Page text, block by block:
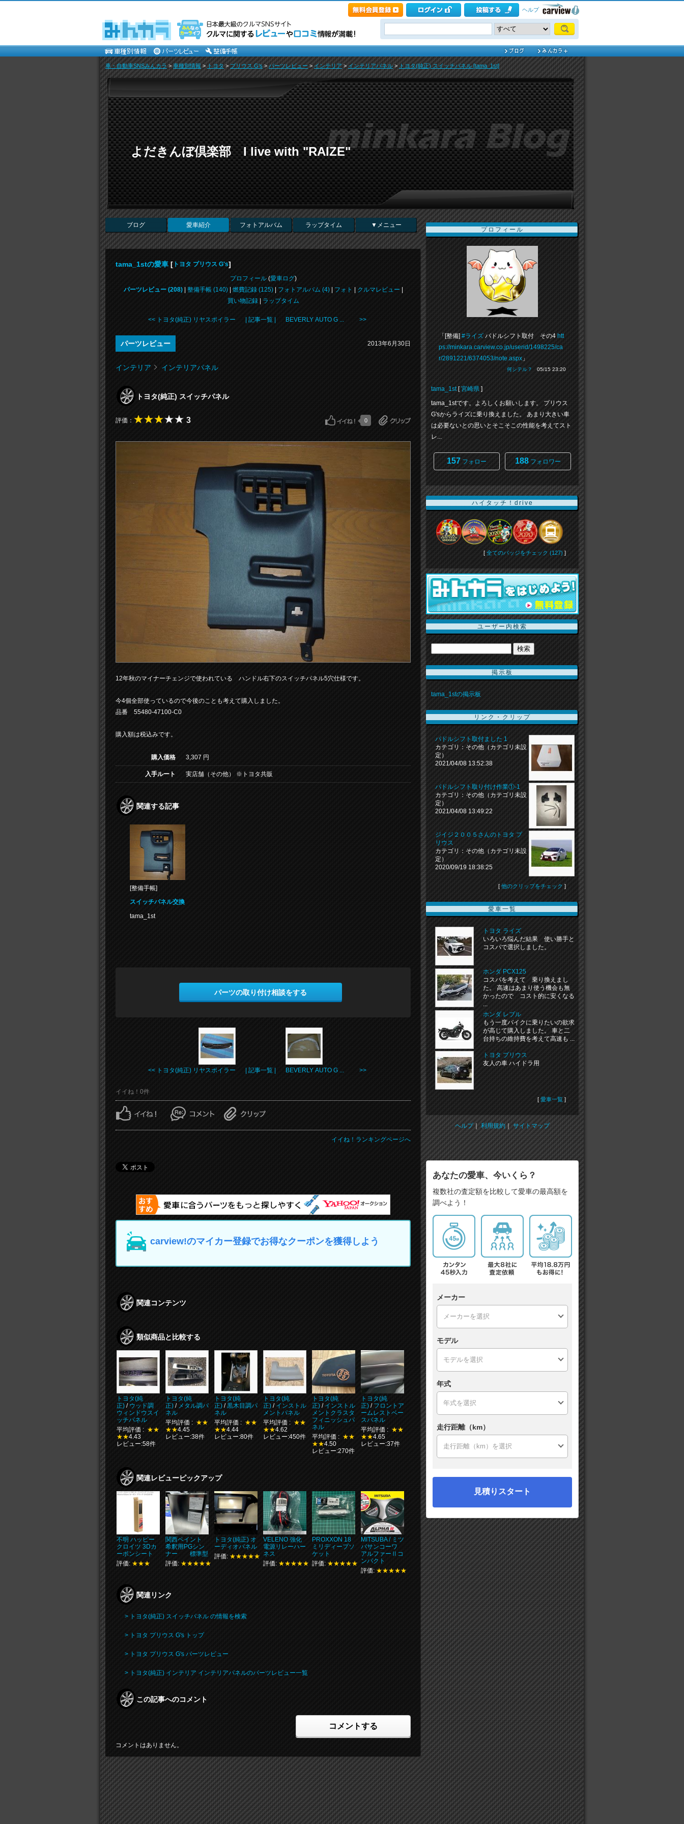
ヘルプ
車・自動車SNSみんカラ>車種別情報>トヨタ>プリウス G's>パーツレビュー>インテリア>インテリアパネル>トヨタ(純正) スイッチパネル [tama_1st]
よだきんぼ倶楽部 I live with "RAIZE"
ブログ 愛車紹介 フォトアルバム ラップタイム ▼メニュー
tama_1stの愛車 [ トヨタ プリウス G's]
プロフィール(愛車ログ)
パーツレビュー (208)| 整備手帳 (140)| 燃費記録 (125)| フォトアルバム (4)| フォト クルマレビュー
買い物記録| ラップタイム
<< トヨタ(純正) リヤスポイラー | 記事一覧 | BEVERLY AUTO G ... >>
パーツレビュー 2013年6月30日
インテリア インテリアパネル
トヨタ(純正) スイッチパネル
評価： 3 0
12年秋のマイナーチェンジで使われている ハンドル右下のスイッチパネル5穴仕様です。
今4個全部使っているので今後のことも考えて購入しました。
品番 55480-47100-C0
購入額は税込みです。
購入価格 3,307 円
入手ルート 実店舗（その他） ※トヨタ共販
関連する記事
[整備手帳]
スイッチパネル交換
tama_1st
パーツの取り付け相談をする
<< トヨタ(純正) リヤスポイラー | 記事一覧 | BEVERLY AUTO G ... >>
イイね！0件
イイね！ランキングページへ
carview!のマイカー登録でお得なクーポンを獲得しよう
関連コンテンツ
類似商品と比較する
トヨタ(純
正) / ウッド調
ウィンドウスイ
ッチパネル
平均評価 : ★★
★★4.43
レビュー:58件
トヨタ(純
正) / メタル調パ
ネル
平均評価 : ★★
★★4.45
レビュー:38件
トヨタ(純
正) /黒木目調パ
ネル
平均評価 : ★★
★★4.44
レビュー:80件
トヨタ(純
正) / インストル
メントパネル
平均評価 : ★★
★★4.62
レビュー:450件
トヨタ(純
正) / インストル
メントクラスタ
フィニッシュパ
ネル
平均評価 : ★★
★★4.50
レビュー:270件
トヨタ(純
正) / フロントア
ームレストベー
スパネル
平均評価 : ★★
★★4.65
レビュー:37件
関連レビューピックアップ
不明 ハッピー
クロイツ 3Dカ
ーボンシート
評価: ★★★
関西ペイント
希釈用PGシン
ナー 標準型
評価: ★★★★★
トヨタ(純正) オ
ーディオパネル
評価: ★★★★★
VELENO 強化
電源リレーハー
ネス
評価: ★★★★★
PROXXON 18
ミリディープソ
ケット
評価: ★★★★★
MITSUBA / ミツ
バサンコーワ
アルファーⅡコ
ンパクト
評価: ★★★★★
関連リンク
> トヨタ(純正) スイッチパネル の情報を検索
> トヨタ プリウス G's トップ
> トヨタ プリウス G's パーツレビュー
> トヨタ(純正) インテリア インテリアパネルのパーツレビュー一覧
この記事へのコメント
コメントする
コメントはありません。
プロフィール
「[整備]#ライズ パドルシフト取付 その4 htt
ps://minkara.carview.co.jp/userid/1498225/ca
r/2891221/6374053/note.aspx 」
何シテル？ 05/15 23:20
tama_1st[宮崎県]
tama_1stです。よろしくお願いします。 プリウス
G'sからライズに乗り換えました。 あまり大きい車
は必要ないとの思いとそこそこの性能を考えてスト
レ...
157フォロー 188フォロワー
ハイタッチ！drive
[ 全てのバッジをチェック (127) ]
ユーザー内検索
掲示板
tama_1stの掲示板
リンク・クリップ
パドルシフト取付ました 1
カテゴリ：その他（カテゴリ未設
定）
2021/04/08 13:52:38
パドルシフト取り付け作業①-1
カテゴリ：その他（カテゴリ未設
定）
2021/04/08 13:49:22
ジイジ２００５さんのトヨタ プ
リウス
カテゴリ：その他（カテゴリ未設
定）
2020/09/19 18:38:25
[ 他のクリップをチェック ]
愛車一覧
トヨタ ライズ
いろいろ悩んだ結果 使い勝手と
コスパで選択しました。
ホンダ PCX125
コスパを考えて 乗り換えまし
た。 高速はあまり使う機会も無
かったので コスト的に安くなる
...
ホンダ レブル
もう一度バイクに乗りたいの欲求
が高じて購入しました。 車と二
台持ちの維持費を考えて高速も ...
トヨタ プリウス
友人の車 ハイドラ用
[愛車一覧 ]
ヘルプ｜利用規約｜サイトマップ
あなたの愛車、今いくら？
複数社の査定額を比較して愛車の最高額を
調べよう！
メーカー
モデル
年式
走行距離（km）
見積りスタート